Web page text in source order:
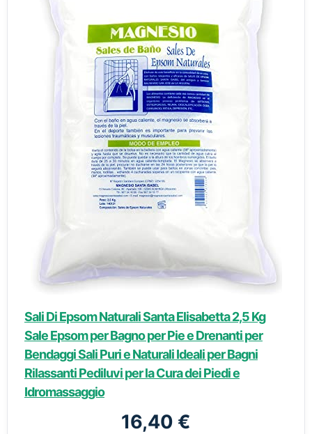
Sali Di Epsom Naturali Santa Elisabetta 2,5 Kg
Sale Epsom per Bagno per Pie e Drenanti per
Bendaggi Sali Puri e Naturali Ideali per Bagni
Rilassanti Pediluvi per la Cura dei Piedi e
Idromassaggio
16,40 €